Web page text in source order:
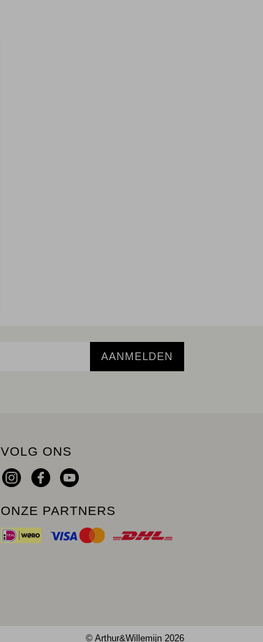
AANMELDEN
VOLG ONS
ONZE PARTNERS
© Arthur&Willemijn 2026